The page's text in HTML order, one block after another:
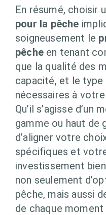
En résumé, choisir
pour la pêche
soigneusement le
pêche en tenant
que la qualité des
capacité, et le type
nécessaires à
Qu’il s’agisse d’un
gamme ou haut de
d’aligner votre
spécifiques et
investissement
non seulement
pêche, mais aussi
de chaque moment